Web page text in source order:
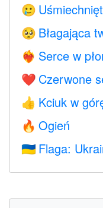
🥲
🥺 Błagająca
❤️‍🔥 Serce w
❤️ Czerwone
👍 Kciuk w
🔥 Ogień
🇺🇦 Flaga: